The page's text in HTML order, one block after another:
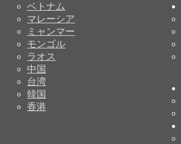
ベトナム
マレーシア
ミャンマー
モンゴル
ラオス
中国
台湾
韓国
香港